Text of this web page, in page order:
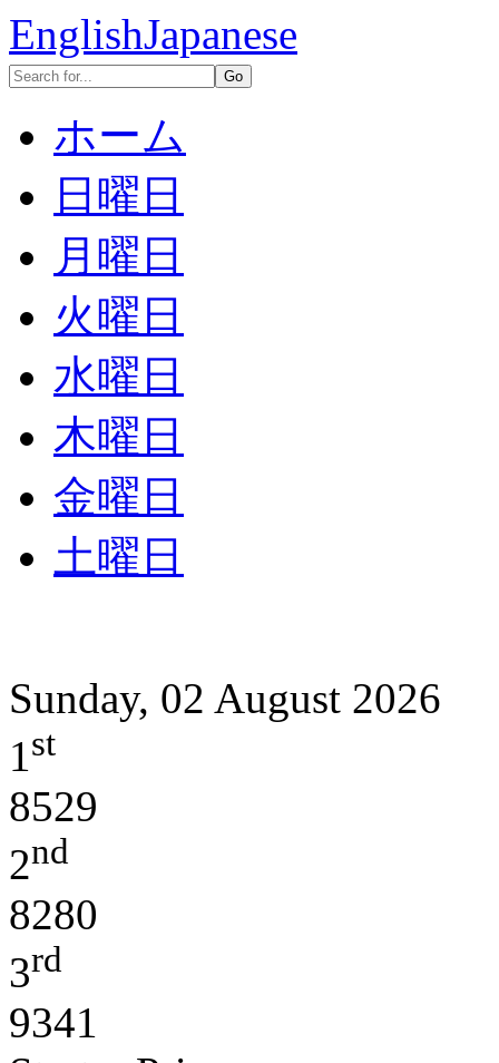
EnglishJapanese
ホーム
日曜日
月曜日
火曜日
水曜日
木曜日
金曜日
土曜日
Sunday, 02 August 2026
1st
8529
2nd
8280
3rd
9341